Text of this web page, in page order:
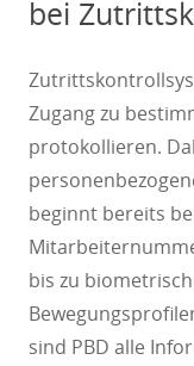
bei
Zugang zu
protokollieren.
beginnt bereits
bis zu
sind PBD alle